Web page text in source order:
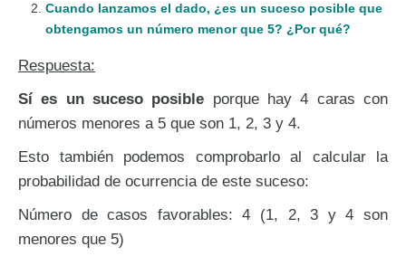
Cuando lanzamos el dado, ¿es un suceso posible que
obtengamos un número menor que 5? ¿Por qué?
Respuesta:
Sí es un suceso posible porque hay 4 caras con
números menores a 5 que son 1, 2, 3 y 4.
Esto también podemos comprobarlo al calcular la
probabilidad de ocurrencia de este suceso:
Número de casos favorables: 4 (1, 2, 3 y 4 son
menores que 5)